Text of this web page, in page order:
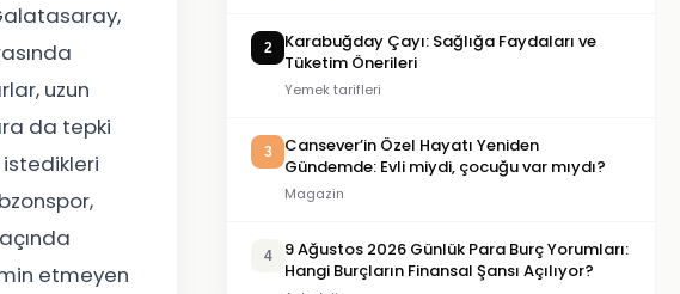
uzun
da tepki
etmeyen
2
Karabuğday Çayı: Sağlığa Faydaları ve
Tüketim Önerileri
Yemek tarifleri
3
Cansever’in Özel Hayatı Yeniden
Gündemde: Evli miydi, çocuğu var mıydı?
Magazin
4
9 Ağustos 2026 Günlük Para Burç Yorumları:
Hangi Burçların Finansal Şansı Açılıyor?